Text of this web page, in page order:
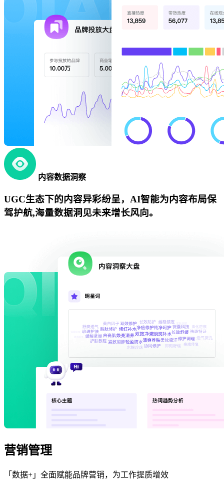
内容数据洞察
UGC生态下的内容异彩纷呈，AI智能为内容布局保
驾护航,海量数据洞见未来增长风向。
营销管理
「数据+」全面赋能品牌营销，为工作提质增效